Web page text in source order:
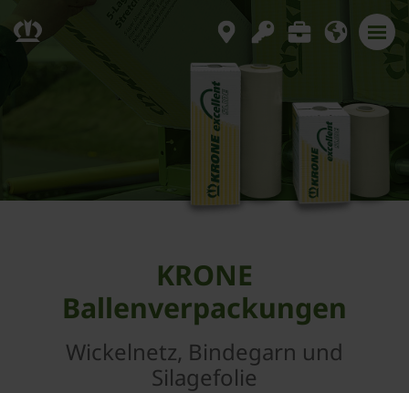
KRONE
Ballenverpackungen
Wickelnetz, Bindegarn und
Silagefolie